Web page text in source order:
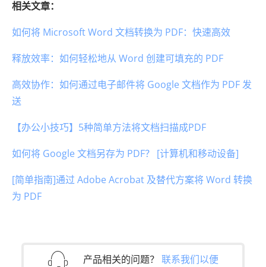
相关文章：
如何将 Microsoft Word 文档转换为 PDF：快速高效
释放效率：如何轻松地从 Word 创建可填充的 PDF
高效协作：如何通过电子邮件将 Google 文档作为 PDF 发
送
【办公小技巧】5种简单方法将文档扫描成PDF
如何将 Google 文档另存为 PDF？ [计算机和移动设备]
[简单指南]通过 Adob​​e Acrobat 及替代方案将 Word 转换
为 PDF
产品相关的问题？ 联系我们以便